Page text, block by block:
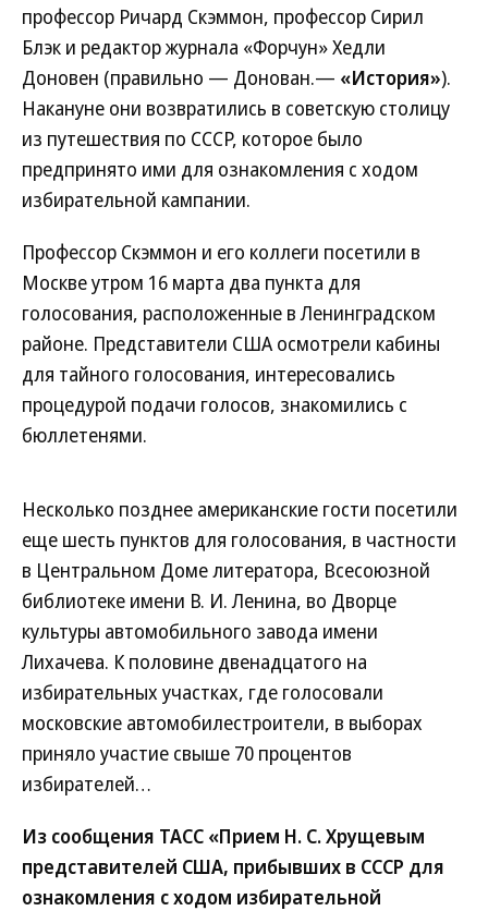
профессор Ричард Скэммон, профессор Сирил
Блэк и редактор журнала «Форчун» Хедли
Доновен (правильно — Донован.— «История»).
Накануне они возвратились в советскую столицу
из путешествия по СССР, которое было
предпринято ими для ознакомления с ходом
избирательной кампании.
Профессор Скэммон и его коллеги посетили в
Москве утром 16 марта два пункта для
голосования, расположенные в Ленинградском
районе. Представители США осмотрели кабины
для тайного голосования, интересовались
процедурой подачи голосов, знакомились с
бюллетенями.
Несколько позднее американские гости посетили
еще шесть пунктов для голосования, в частности
в Центральном Доме литератора, Всесоюзной
библиотеке имени В. И. Ленина, во Дворце
культуры автомобильного завода имени
Лихачева. К половине двенадцатого на
избирательных участках, где голосовали
московские автомобилестроители, в выборах
приняло участие свыше 70 процентов
избирателей…
Из сообщения ТАСС «Прием Н. С. Хрущевым
представителей США, прибывших в СССР для
ознакомления с ходом избирательной